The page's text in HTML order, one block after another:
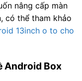
nâng cấp màn
có thể tham khảo
13inch o to cho
Android Box